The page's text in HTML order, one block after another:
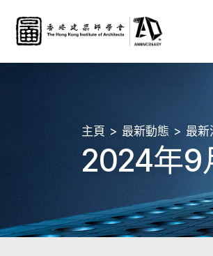
主頁 最新動態 最新
2024年9